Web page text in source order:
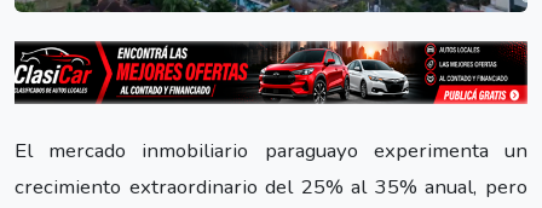
El mercado inmobiliario paraguayo experimenta un
crecimiento extraordinario del 25% al 35% anual, pero